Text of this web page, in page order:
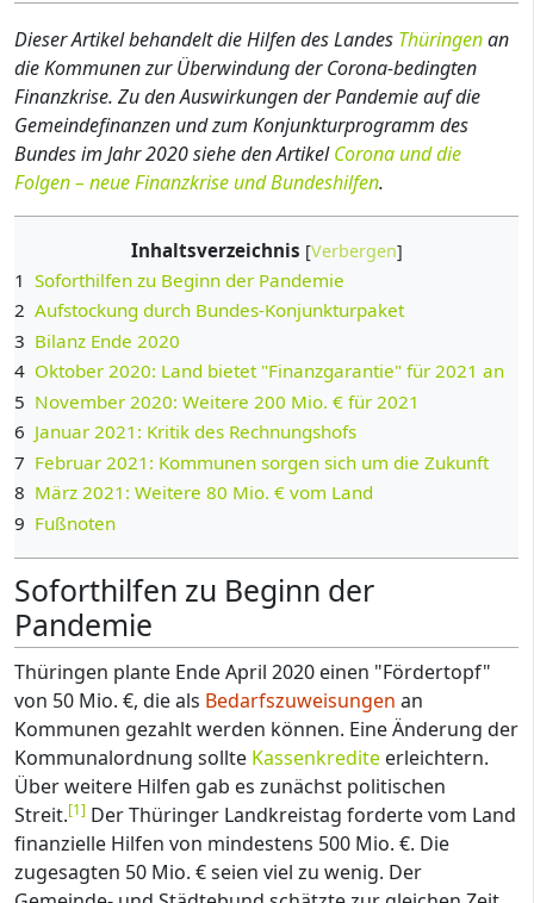
Dieser Artikel behandelt die Hilfen des Landes Thüringenan
die Kommunen zur Überwindung der Corona-bedingten
Finanzkrise. Zu den Auswirkungen der Pandemie auf die
Gemeindefinanzen und zum Konjunkturprogramm des
Bundes im Jahr 2020 siehe den ArtikelCorona und die
Folgen – neue Finanzkrise und Bundeshilfen.
Inhaltsverzeichnis
1 Soforthilfen zu Beginn der Pandemie
2 Aufstockung durch Bundes-Konjunkturpaket
3 Bilanz Ende 2020
4 Oktober 2020: Land bietet "Finanzgarantie" für 2021 an
5 November 2020: Weitere 200 Mio. € für 2021
6 Januar 2021: Kritik des Rechnungshofs
7 Februar 2021: Kommunen sorgen sich um die Zukunft
8 März 2021: Weitere 80 Mio. € vom Land
9 Fußnoten
Soforthilfen zu Beginn der
Pandemie
Thüringen plante Ende April 2020 einen "Fördertopf"
von 50 Mio. €, die als Bedarfszuweisungen an
Kommunen gezahlt werden können. Eine Änderung der
Kommunalordnung sollte Kassenkredite erleichtern.
Über weitere Hilfen gab es zunächst politischen
Streit.[1] Der Thüringer Landkreistag forderte vom Land
finanzielle Hilfen von mindestens 500 Mio. €. Die
zugesagten 50 Mio. € seien viel zu wenig. Der